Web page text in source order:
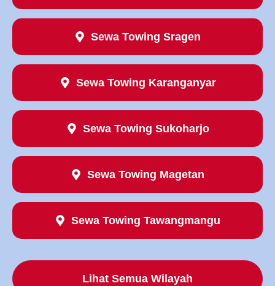
Sewa Towing Sragen
Sewa Towing Karanganyar
Sewa Towing Sukoharjo
Sewa Towing Magetan
Sewa Towing Tawangmangu
Lihat Semua Wilayah